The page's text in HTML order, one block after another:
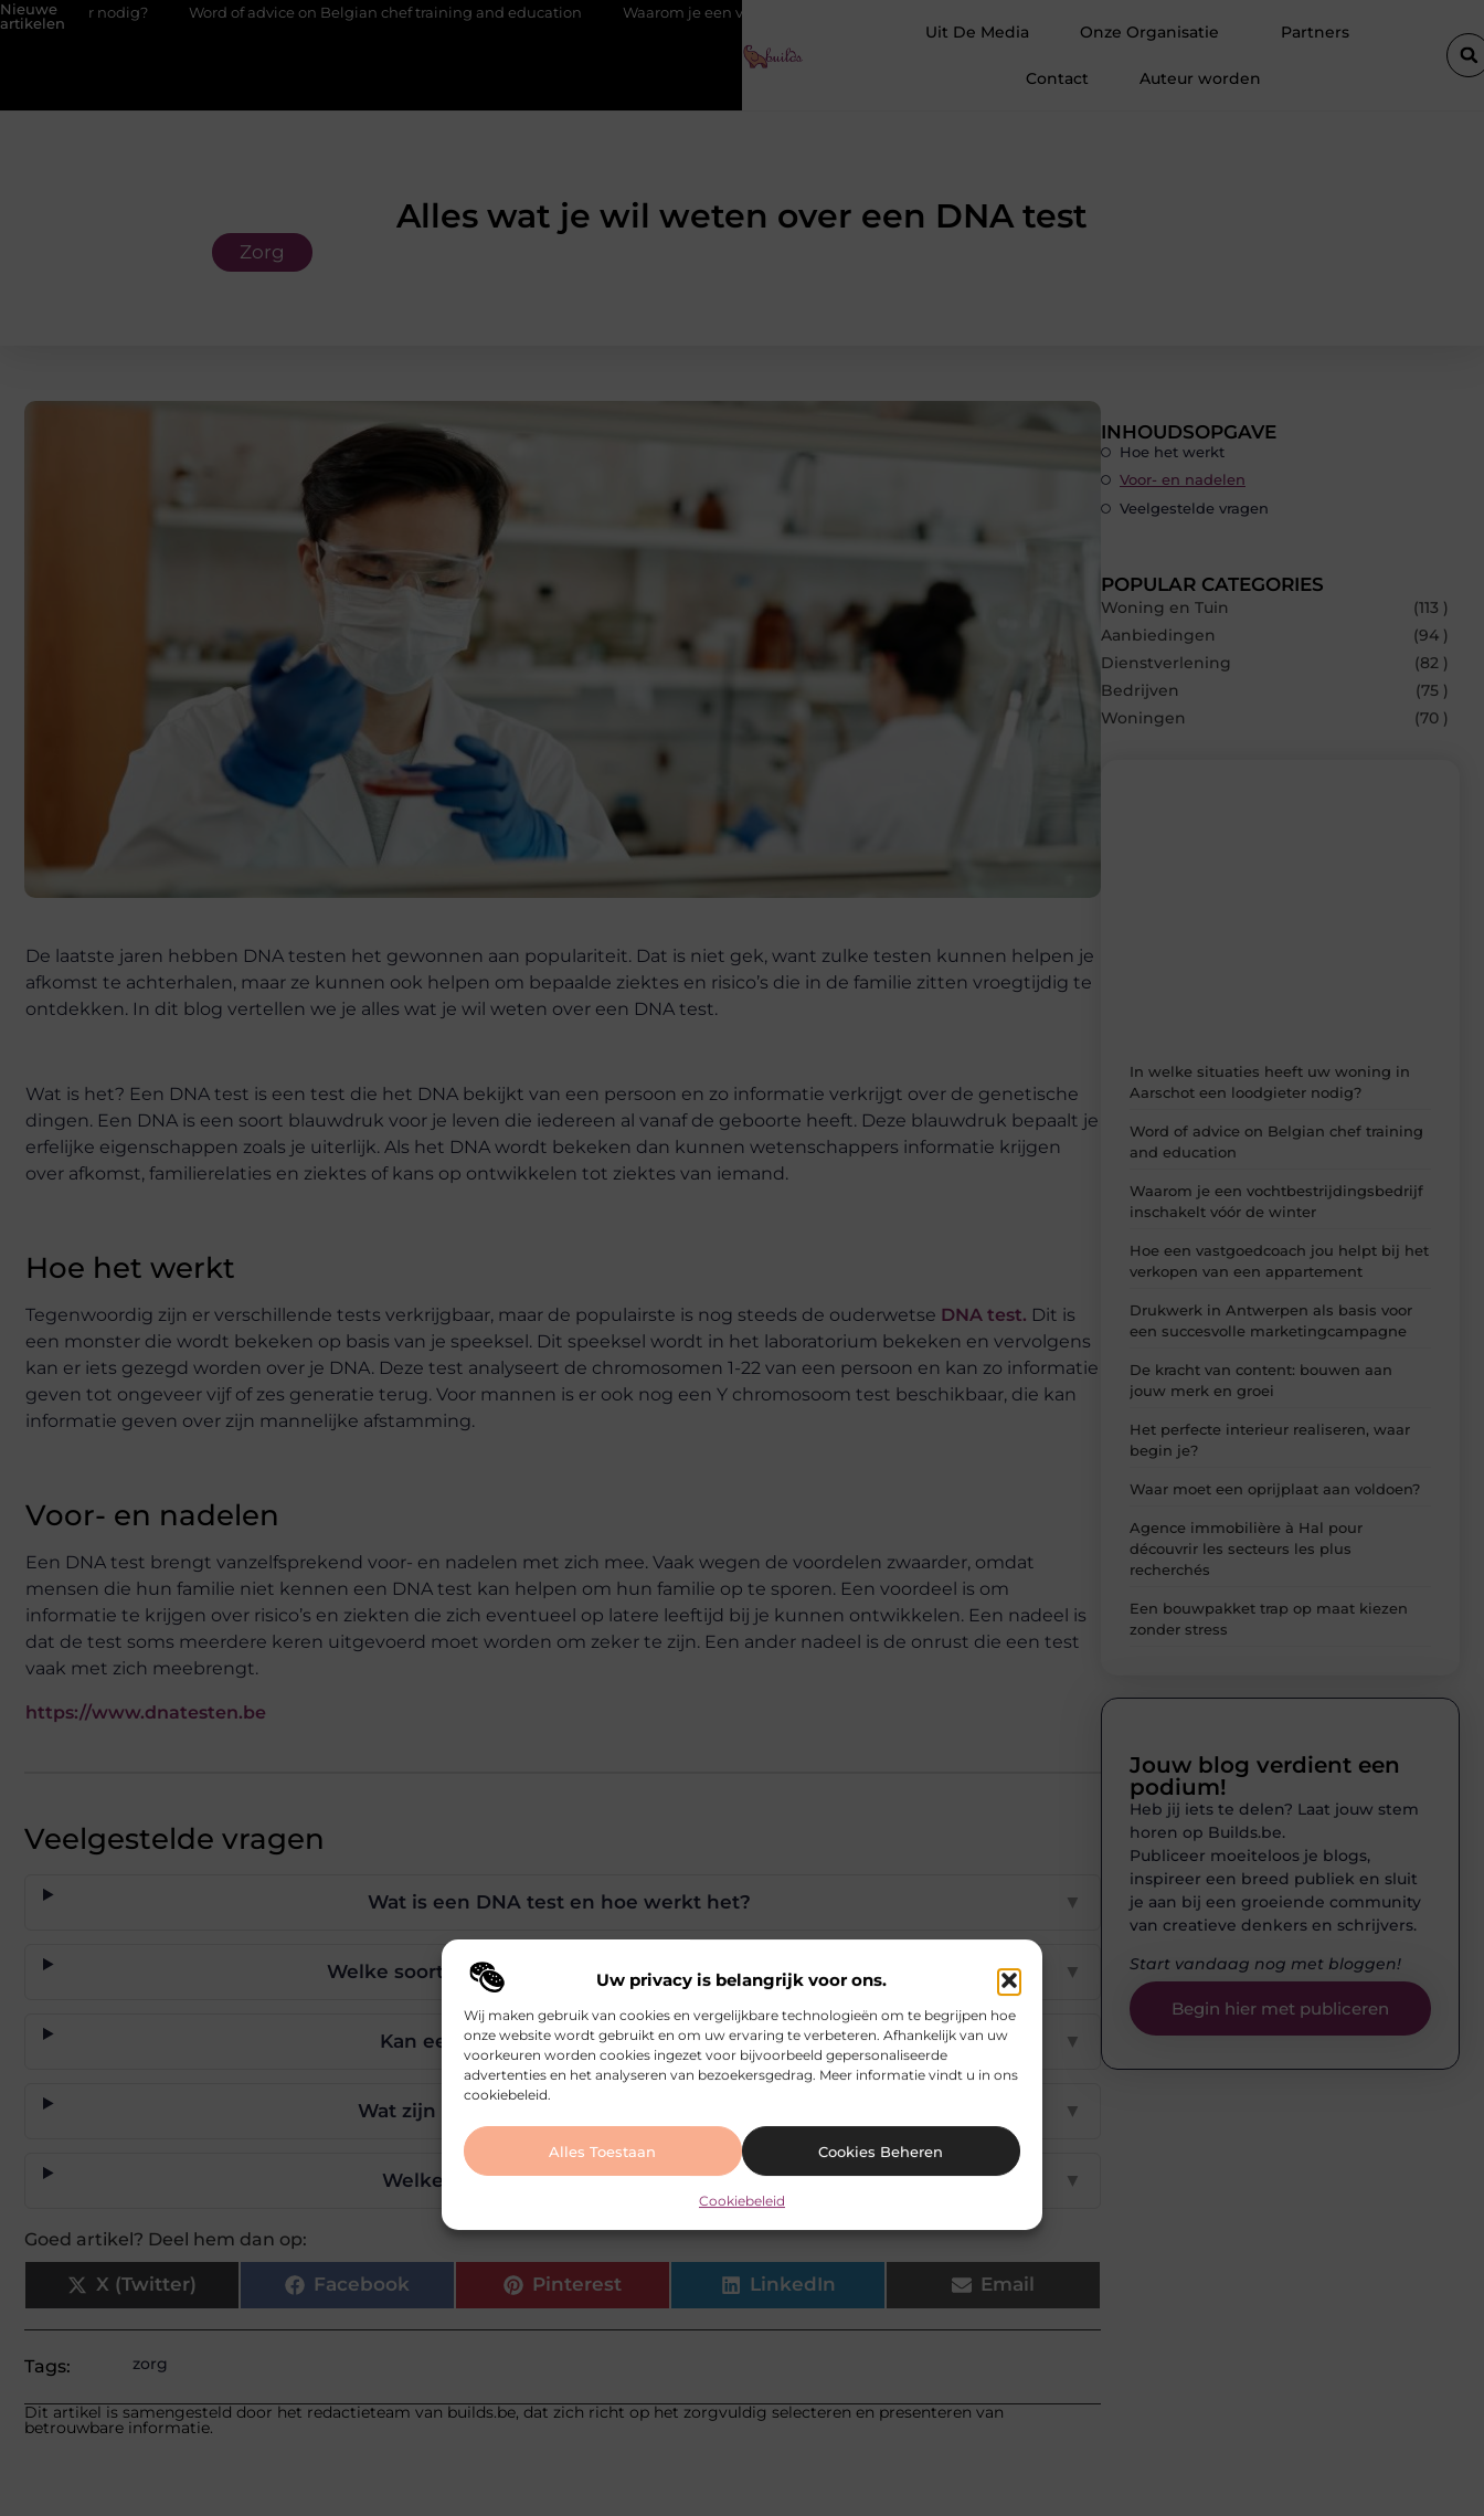
Uw privacy is belangrijk voor ons.
Wij maken gebruik van cookies en vergelijkbare technologieën om te begrijpen hoe
onze website wordt gebruikt en om uw ervaring te verbeteren. Afhankelijk van uw
voorkeuren worden cookies ingezet voor bijvoorbeeld gepersonaliseerde
advertenties en het analyseren van bezoekersgedrag. Meer informatie vindt u in ons
cookiebeleid.
Alles Toestaan Cookies Beheren
Cookiebeleid
Nieuwe
artikelen
Word of advice on Belgian chef training and education Waarom je een vochtbestrijdingsbedrijf inschakelt vóór de winter
Uit De Media Onze Organisatie Partners
Contact Auteur worden
Alles wat je wil weten over een DNA test
Zorg
De laatste jaren hebben DNA testen het gewonnen aan populariteit. Dat is niet gek, want zulke testen kunnen helpen je
afkomst te achterhalen, maar ze kunnen ook helpen om bepaalde ziektes en risico’s die in de familie zitten vroegtijdig te
ontdekken. In dit blog vertellen we je alles wat je wil weten over een DNA test.
Wat is het? Een DNA test is een test die het DNA bekijkt van een persoon en zo informatie verkrijgt over de genetische
dingen. Een DNA is een soort blauwdruk voor je leven die iedereen al vanaf de geboorte heeft. Deze blauwdruk bepaalt je
erfelijke eigenschappen zoals je uiterlijk. Als het DNA wordt bekeken dan kunnen wetenschappers informatie krijgen
over afkomst, familierelaties en ziektes of kans op ontwikkelen tot ziektes van iemand.
Hoe het werkt
Tegenwoordig zijn er verschillende tests verkrijgbaar, maar de populairste is nog steeds de ouderwetse DNA test. Dit is
een monster die wordt bekeken op basis van je speeksel. Dit speeksel wordt in het laboratorium bekeken en vervolgens
kan er iets gezegd worden over je DNA. Deze test analyseert de chromosomen 1-22 van een persoon en kan zo informatie
geven tot ongeveer vijf of zes generatie terug. Voor mannen is er ook nog een Y chromosoom test beschikbaar, die kan
informatie geven over zijn mannelijke afstamming.
Voor- en nadelen
Een DNA test brengt vanzelfsprekend voor- en nadelen met zich mee. Vaak wegen de voordelen zwaarder, omdat
mensen die hun familie niet kennen een DNA test kan helpen om hun familie op te sporen. Een voordeel is om
informatie te krijgen over risico’s en ziekten die zich eventueel op latere leeftijd bij je kunnen ontwikkelen. Een nadeel is
dat de test soms meerdere keren uitgevoerd moet worden om zeker te zijn. Een ander nadeel is de onrust die een test
vaak met zich meebrengt.
https://www.dnatesten.be
Veelgestelde vragen
Wat is een DNA test en hoe werkt het? ▼
Welke soorten DNA testen zijn er beschikbaar? ▼
Kan een DNA test ziektes opsporen? ▼
Wat zijn de voordelen van een DNA test? ▼
Welke nadelen heeft een DNA test? ▼
Goed artikel? Deel hem dan op:
X (Twitter) Facebook Pinterest LinkedIn Email
Tags: zorg
Dit artikel is samengesteld door het redactieteam van builds.be, dat zich richt op het zorgvuldig selecteren en presenteren van
betrouwbare informatie.
INHOUDSOPGAVE
Hoe het werkt
Voor- en nadelen
Veelgestelde vragen
POPULAR CATEGORIES
Woning en Tuin
(113 )
Aanbiedingen
(94 )
Dienstverlening
(82 )
Bedrijven
(75 )
Woningen
(70 )
In welke situaties heeft uw woning in
Aarschot een loodgieter nodig?
Word of advice on Belgian chef training
and education
Waarom je een vochtbestrijdingsbedrijf
inschakelt vóór de winter
Hoe een vastgoedcoach jou helpt bij het
verkopen van een appartement
Drukwerk in Antwerpen als basis voor
een succesvolle marketingcampagne
De kracht van content: bouwen aan
jouw merk en groei
Het perfecte interieur realiseren, waar
begin je?
Waar moet een oprijplaat aan voldoen?
Agence immobilière à Hal pour
découvrir les secteurs les plus
recherchés
Een bouwpakket trap op maat kiezen
zonder stress
Jouw blog verdient een
podium!
Heb jij iets te delen? Laat jouw stem
horen op Builds.be.
Publiceer moeiteloos je blogs,
inspireer een breed publiek en sluit
je aan bij een groeiende community
van creatieve denkers en schrijvers.
Start vandaag nog met bloggen!
Begin hier met publiceren